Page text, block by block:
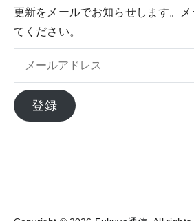
更新をメールでお知らせします。
てください。
ル
ア
登録